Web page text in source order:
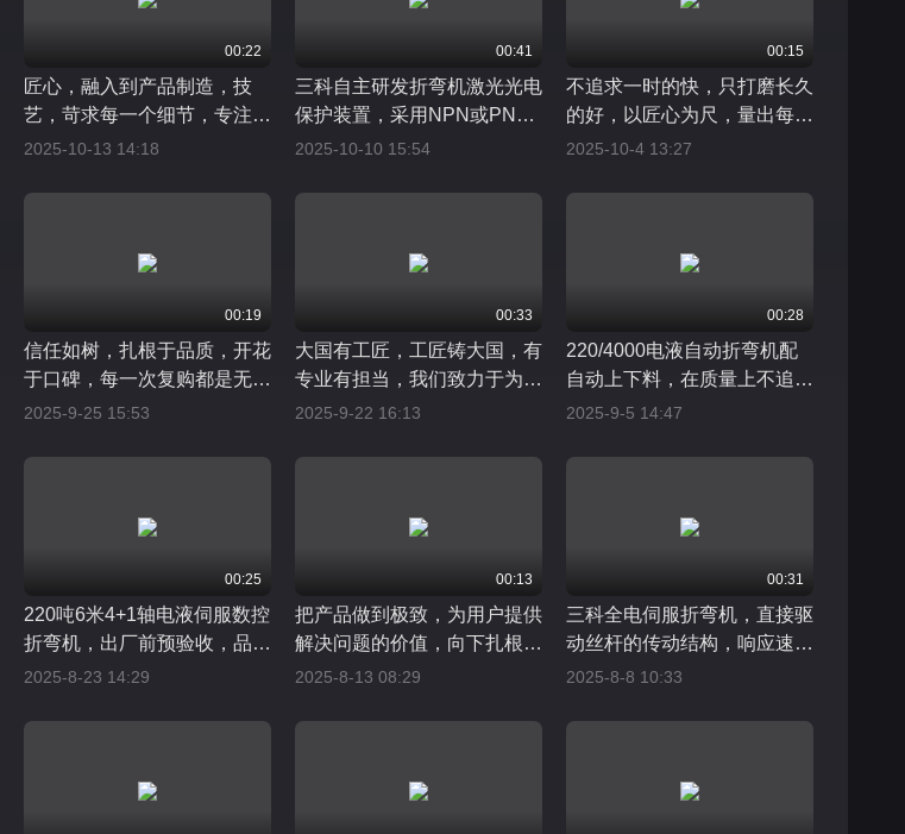
00:22
匠心，融入到产品制造，技
艺，苛求每一个细节，专注，
致力于接近完美。聚力前行，
2025-10-13 14:18
00:41
三科自主研发折弯机激光光电
保护装置，采用NPN或PNP
输出，防护速度比传统防护装
2025-10-10 15:54
00:15
不追求一时的快，只打磨长久
的好，以匠心为尺，量出每件
产品的质量精准与可靠
2025-10-4 13:27
00:19
信任如树，扎根于品质，开花
于口碑，每一次复购都是无声
的赞美
2025-9-25 15:53
00:33
大国有工匠，工匠铸大国，有
专业有担当，我们致力于为中
国制造添砖加瓦
2025-9-22 16:13
00:28
220/4000电液自动折弯机配
自动上下料，在质量上不追求
浮夸，在性价比中坚守原则，
努力成为品质的标杆
2025-9-5 14:47
00:25
220吨6米4+1轴电液伺服数控
折弯机，出厂前预验收，品质
不是偶然，是标准化流程的必
2025-8-23 14:29
00:13
把产品做到极致，为用户提供
解决问题的价值，向下扎根，
向上开花
2025-8-13 08:29
00:31
三科全电伺服折弯机，直接驱
动丝杆的传动结构，响应速度
快，传动精度高
2025-8-8 10:33